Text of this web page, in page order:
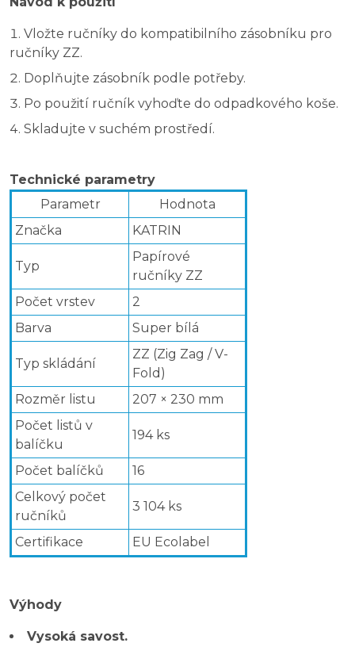
Vložte ručníky do kompatibilního zásobníku pro
ručníky ZZ.
Doplňujte zásobník podle potřeby.
Po použití ručník vyhoďte do odpadkového koše.
Skladujte v suchém prostředí.
Technické parametry
Parametr
Hodnota
Značka
KATRIN
Typ
Papírové
ručníky ZZ
Počet vrstev
2
Barva
Super bílá
Typ skládání
ZZ (Zig Zag / V-
Fold)
Rozměr listu
207 × 230 mm
Počet listů v
balíčku
194 ks
Počet balíčků
16
Celkový počet
ručníků
3 104 ks
Certifikace EU Ecolabel
Výhody
Vysoká savost.